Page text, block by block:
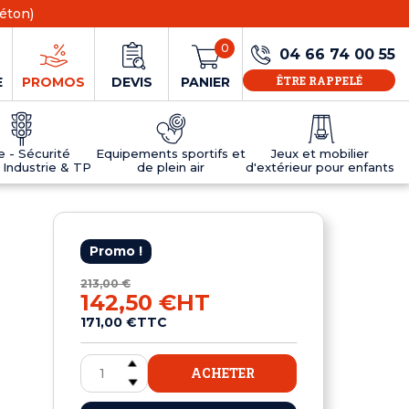
PROMOS DEVIS PANIER
0 04 66 74 00 55
ÊTRE RAPPELÉ
- Sécurité
& TP
Equipements sportifs et
de plein air
Tables de ping pong en béton
Tables de ping-pong en résine
Jeux et mobilier
d'extérieur pour enfants
D'UTILISATION
MOBILIER D'EXTÉRIEUR POUR ENFANTS
Promo !
213,00 €
142,50 €HT
171,00 €TTC
ACHETER